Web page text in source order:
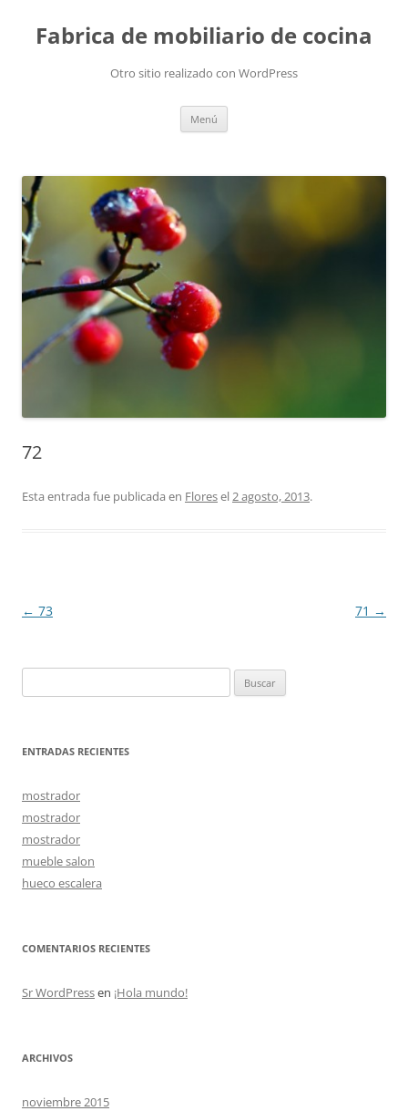
Fabrica de mobiliario de cocina
Otro sitio realizado con WordPress
Menú
72
Esta entrada fue publicada en Floresel2 agosto, 2013.
Navegación
← 73 71 →
ENTRADAS RECIENTES
mostrador
mostrador
mostrador
mueble salon
hueco escalera
COMENTARIOS RECIENTES
Sr WordPressen ¡Hola mundo!
ARCHIVOS
noviembre 2015